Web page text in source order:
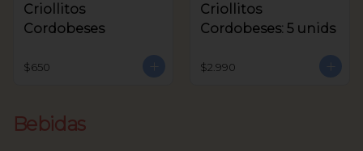
Criollitos
Cordobeses
$650
Criollitos
Cordobeses: 5 unids
$2.990
Bebidas